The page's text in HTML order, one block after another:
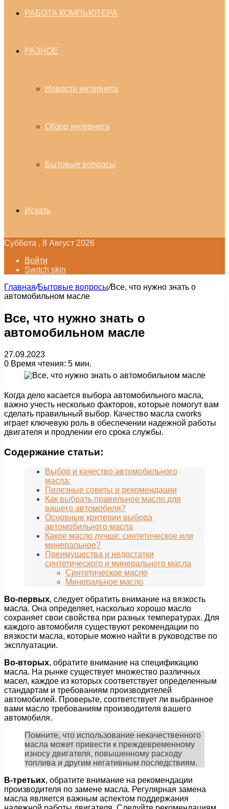
РАБОТА КОМПЬЮТЕРА
РАЗНОЕ
Новости интернета
Обзор интернета
Бытовые вопросы
Искать
Суббота , 8 Август 2026
Войти
Switch skin
Главная/Бытовые вопросы/Все, что нужно знать о
автомобильном масле
Все, что нужно знать о
автомобильном масле
27.09.2023
0 Время чтения: 5 мин.
Когда дело касается выбора автомобильного масла,
важно учесть несколько факторов, которые помогут вам
сделать правильный выбор. Качество масла cworks
играет ключевую роль в обеспечении надежной работы
двигателя и продлении его срока службы.
Содержание статьи:
Выбор и качество автомобильного
масла:
Полезные советы и рекомендации
Как выбрать правильное масло для
вашего автомобиля?
Основные критерии выбора
автомобильного масла
Какое масло лучше: синтетическое или
минеральное?
Преимущества и недостатки
синтетического и минерального масла
Синтетическое масло
Минеральное масло
Во-первых, следует обратить внимание на вязкость
масла. Она определяет, насколько хорошо масло
сохраняет свои свойства при разных температурах. Для
каждого автомобиля существуют рекомендации по
вязкости масла, которые можно найти в руководстве по
эксплуатации.
Во-вторых, обратите внимание на спецификацию
масла. На рынке существует множество различных
масел, каждое из которых соответствует определенным
стандартам и требованиям производителей
автомобилей. Проверьте, соответствует ли выбранное
вами масло требованиям производителя вашего
автомобиля.
Помните, что использование некачественного
масла может привести к преждевременному
износу двигателя, повышенному расходу
топлива и другим негативным последствиям.
В-третьих, обратите внимание на рекомендации
производителя по замене масла. Регулярная замена
масла является важным аспектом поддержания